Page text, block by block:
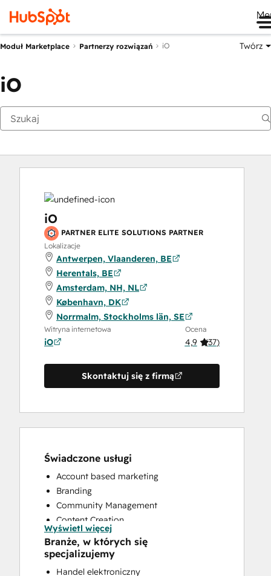
Moduł Marketplace Partnerzy rozwiązań iO Twórz
iO
iO
PARTNER ELITE SOLUTIONS PARTNER
Lokalizacje
Antwerpen, Vlaanderen, BE
Herentals, BE
Amsterdam, NH, NL
København, DK
Norrmalm, Stockholms län, SE
Witryna internetowa
iO
Ocena
4,9 (37)
Skontaktuj się z firmą
Świadczone usługi
Account based marketing
Branding
Community Management
Content Creation
Conversational Marketing
CRM Implementation
CRM Migration
Wyświetl więcej
Branże, w których się
specjalizujemy
Handel elektroniczny